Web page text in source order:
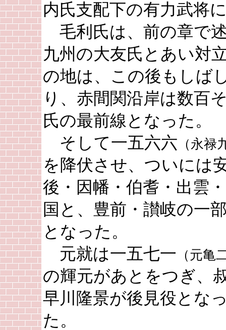
内氏支配下の有力武将
毛利氏は、前の章で
九州の大友氏とあい対
の地は、この後もしば
り、赤間関沿岸は数百
氏の最前線となった。
そして一五六六 （永禄
を降伏させ、ついには
後・因幡・伯耆・出雲
国と、豊前・讃岐の一
となった。
元就は一五七一 （元亀
の輝元があとをつぎ、
早川隆景が後見役とな
た。